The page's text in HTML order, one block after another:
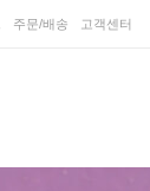
주문/배송 고객센터